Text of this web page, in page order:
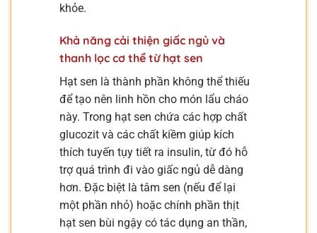
khỏe.
Khả năng cải thiện giấc ngủ và
thanh lọc cơ thể từ hạt sen
Hạt sen là thành phần không thể thiếu
để tạo nên linh hồn cho món lẩu cháo
này. Trong hạt sen chứa các hợp chất
glucozit và các chất kiềm giúp kích
thích tuyến tụy tiết ra insulin, từ đó hỗ
trợ quá trình đi vào giấc ngủ dễ dàng
hơn. Đặc biệt là tâm sen (nếu để lại
một phần nhỏ) hoặc chính phần thịt
hạt sen bùi ngậy có tác dụng an thần,